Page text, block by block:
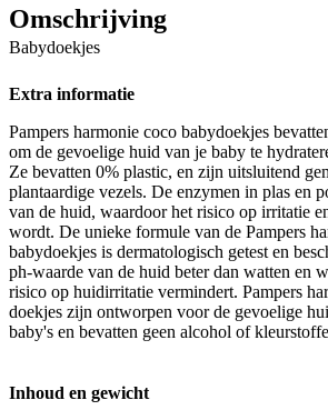
Omschrijving
Babydoekjes
Extra informatie
Pampers harmonie coco babydoekjes
om de gevoelige huid van je baby te
Ze bevatten 0% plastic, en zijn uitsluitend
plantaardige vezels. De enzymen in plas en
van de huid, waardoor het risico op irritatie
wordt. De unieke formule van de Pampers
babydoekjes is dermatologisch getest en
ph-waarde van de huid beter dan watten en
risico op huidirritatie vermindert. Pampers
doekjes zijn ontworpen voor de gevoelige
baby's en bevatten geen alcohol of
Inhoud en gewicht